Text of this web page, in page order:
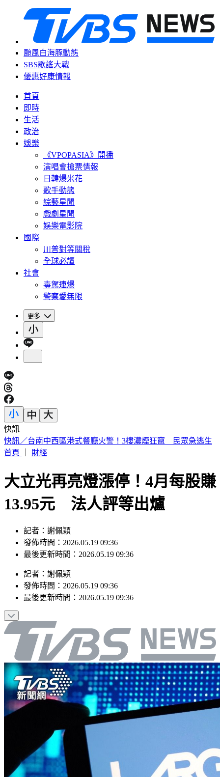
颱風白海豚動態
SBS歌謠大戰
優惠好康情報
首頁
即時
生活
政治
娛樂
《VPOPASIA》開播
演唱會搶票情報
日韓爆米花
歌手動態
綜藝星聞
戲劇星聞
娛樂電影院
國際
川普對等關稅
全球必讀
社會
毒駕連爆
警察愛無限
更多
快訊
這次沒有颱風假？白海豚災情頻傳 蔣萬安鬆口「沒放假原
因」
大立光再亮燈漲停！4月每股賺
13.95元 法人評等出爐
記者：謝佩穎
發佈時間：2026.05.19 09:36
記者：謝佩穎
發佈時間：2026.05.19 09:36